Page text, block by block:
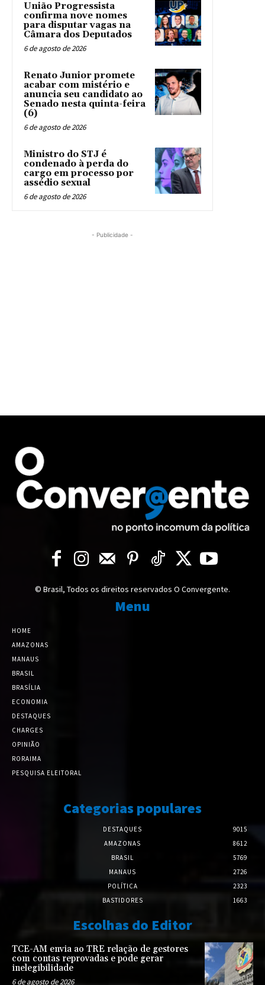
União Progressista
confirma nove nomes
para disputar vagas na
Câmara dos Deputados
6 de agosto de 2026
Renato Junior promete
acabar com mistério e
anuncia seu candidato ao
Senado nesta quinta-feira
(6)
6 de agosto de 2026
Ministro do STJ é
condenado à perda do
cargo em processo por
assédio sexual
6 de agosto de 2026
- Publicidade -
© Brasil, Todos os direitos reservados O Convergente.
Menu
HOME
AMAZONAS
MANAUS
BRASIL
BRASÍLIA
ECONOMIA
DESTAQUES
CHARGES
OPINIÃO
RORAIMA
PESQUISA ELEITORAL
Categorias populares
DESTAQUES
9015
AMAZONAS
8612
BRASIL
5769
MANAUS
2726
POLÍTICA
2323
BASTIDORES
1663
Escolhas do Editor
TCE-AM envia ao TRE relação de gestores
com contas reprovadas e pode gerar
inelegibilidade
6 de agosto de 2026